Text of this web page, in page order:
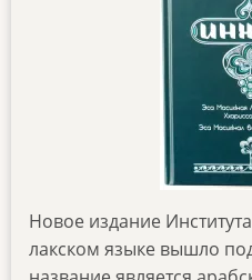
Новое издание
лакском языке вышло